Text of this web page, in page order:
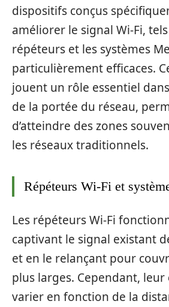
dispositifs conçus
améliorer le signal Wi-Fi,
répéteurs et les systèmes
particulièrement efficaces.
jouent un rôle essentiel
de la portée du réseau,
d’atteindre des zones
les réseaux traditionnels.
Répéteurs Wi-Fi et
Les répéteurs Wi-Fi
captivant le signal existant
et en le relançant pour
plus larges. Cependant,
varier en fonction de la